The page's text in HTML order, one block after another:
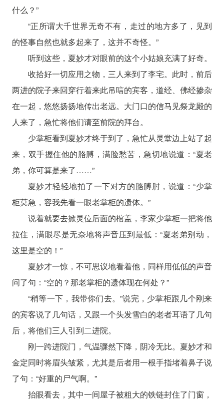
什么？”
“正所谓大千世界无奇不有，走过的地方多了，见到
的怪事自然也就多起来了，这并不奇怪。”
听到这些，夏妙才对眼前的这个小姑娘充满了好奇。
收拾好一切应用之物，三人来到了李宅。此时，前后
两进的院子来回穿行着来此吊唁的宾客，道经、佛经掺杂
在一起，悠悠扬扬地传出老远。大门口的信马见祭龙殿的
人来了，急忙将他们请至前院的拜台。
少掌柜看到夏妙才终于到了，急忙从灵堂边上站了起
来，双手握住他的胳膊，满脸愁苦，急切地说道：“夏老
弟，你可算是来了……”
夏妙才轻轻地拍了一下对方的胳膊肘，说道：“少掌
柜莫急，容我先看一眼老掌柜的遗体。”
说着就要去掀灵位后面的棺盖，李家少掌柜一把将他
拉住，满眼尽是无奈地将声音压到最低：“夏老弟别动，
这里是空的！”
夏妙才一惊，不可思议地看着他，同样用低低的声音
问了句：“空的？那老掌柜的遗体现在何处？”
“稍等一下，我带你们去。”说完，少掌柜跟几个刚来
的宾客说了几句话，又跟一个头发雪白的老者耳语了几句
后，将他们三人引到二进院。
刚一跨进院门，气温骤然下降，阴冷无比。夏妙才和
金定同时将眉头皱紧，尤其是后者用一根手指堵着鼻子说
了句：“好重的尸气啊。”
抬眼看去，其中一间屋子被粗大的铁链封住了门窗，